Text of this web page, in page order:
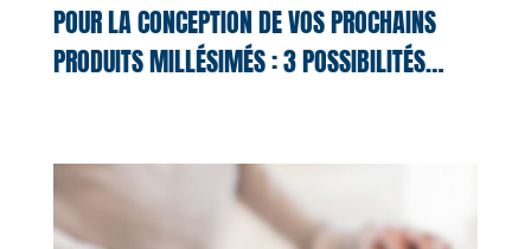
POUR LA CONCEPTION DE VOS PROCHAINS
PRODUITS MILLÉSIMÉS : 3 POSSIBILITÉS…